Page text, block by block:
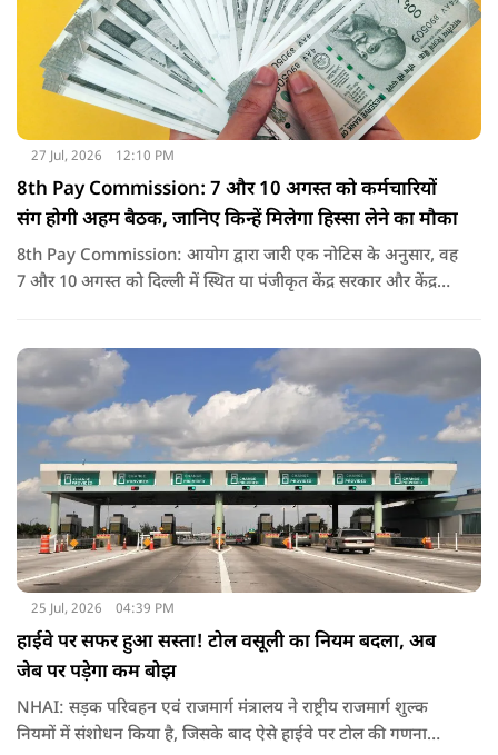
27 Jul, 2026 12:10 PM
8th Pay Commission: 7 और 10 अगस्त को कर्मचारियों
संग होगी अहम बैठक, जानिए किन्हें मिलेगा हिस्सा लेने का मौका
8th Pay Commission: आयोग द्वारा जारी एक नोटिस के अनुसार, वह
7 और 10 अगस्त को दिल्ली में स्थित या पंजीकृत केंद्र सरकार और केंद्र
25 Jul, 2026 04:39 PM
हाईवे पर सफर हुआ सस्ता! टोल वसूली का नियम बदला, अब
जेब पर पड़ेगा कम बोझ
NHAI: सड़क परिवहन एवं राजमार्ग मंत्रालय ने राष्ट्रीय राजमार्ग शुल्क
नियमों में संशोधन किया है, जिसके बाद ऐसे हाईवे पर टोल की गणना